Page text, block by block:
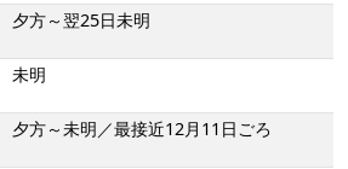
夕方～翌25日未明
未明
夕方～未明／最接近12月11日ごろ